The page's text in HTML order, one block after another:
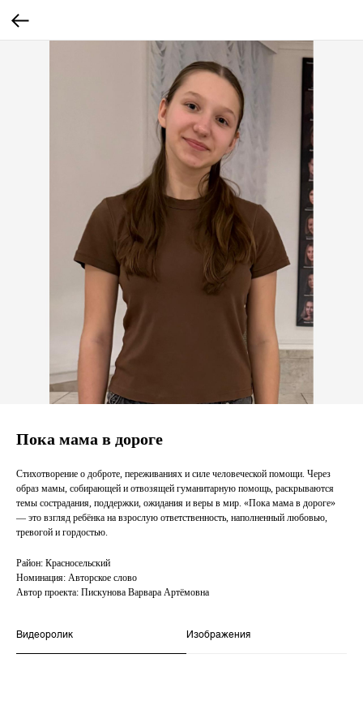
Пока мама в дороге
Стихотворение о доброте, переживаниях и силе человеческой помощи. Через
образ мамы, собирающей и отвозящей гуманитарную помощь, раскрываются
темы сострадания, поддержки, ожидания и веры в мир. «Пока мама в дороге»
— это взгляд ребёнка на взрослую ответственность, наполненный любовью,
тревогой и гордостью.
Район: Красносельский
Номинация: Авторское слово
Автор проекта: Пискунова Варвара Артёмовна
Видеоролик Изображения